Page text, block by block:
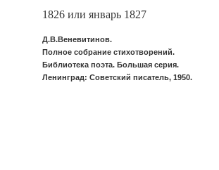
1826 или январь 1827
Д.В.Веневитинов.
Полное собрание стихотворений.
Библиотека поэта. Большая серия.
Ленинград: Советский писатель, 1950.